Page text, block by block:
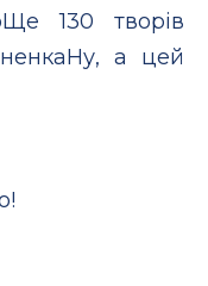
130 творів
а цей